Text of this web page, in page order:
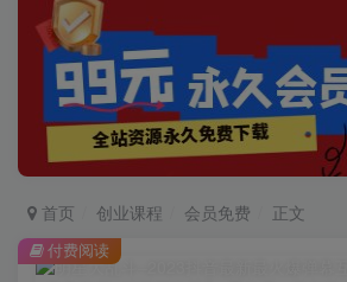
首页 创业课程 会员免费 正文
付费阅读